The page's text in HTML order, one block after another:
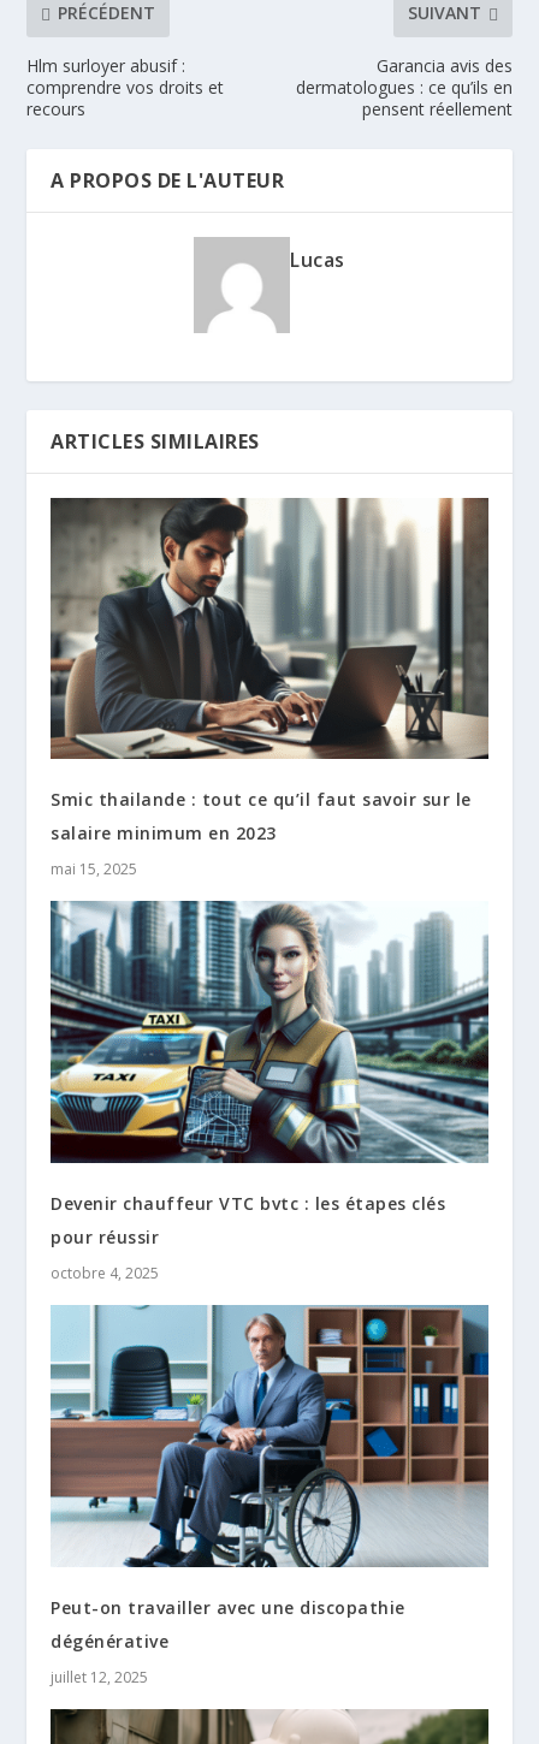
PRÉCÉDENT
Hlm surloyer abusif :
comprendre vos droits et
recours
SUIVANT
Garancia avis des
dermatologues : ce qu’ils en
pensent réellement
A PROPOS DE L'AUTEUR
Lucas
ARTICLES SIMILAIRES
Smic thailande : tout ce qu’il faut savoir sur le
salaire minimum en 2023
mai 15, 2025
Devenir chauffeur VTC bvtc : les étapes clés
pour réussir
octobre 4, 2025
Peut-on travailler avec une discopathie
dégénérative
juillet 12, 2025